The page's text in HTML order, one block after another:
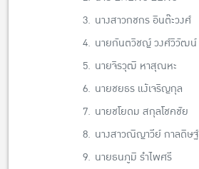
3. นางสาวกชกร อินต๊ะวงศ์
4. นายกันตวิชญ์ วงศ์วิวัฒน์
5. นายจิรวุฒิ หาสุณหะ
6. นายชยธร แง้เจริญกุล
7. นายชโยดม สกุลโชคชัย
8. นางสาวณิญาวีย์ กาลดิษฐ์
9. นายธนภูมิ รำไพศรี